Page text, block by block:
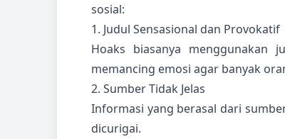
sosial:
1. Judul Sensasional dan Provokatif
Hoaks biasanya menggunakan
memancing emosi agar banyak
2. Sumber Tidak Jelas
Informasi yang berasal dari
dicurigai.